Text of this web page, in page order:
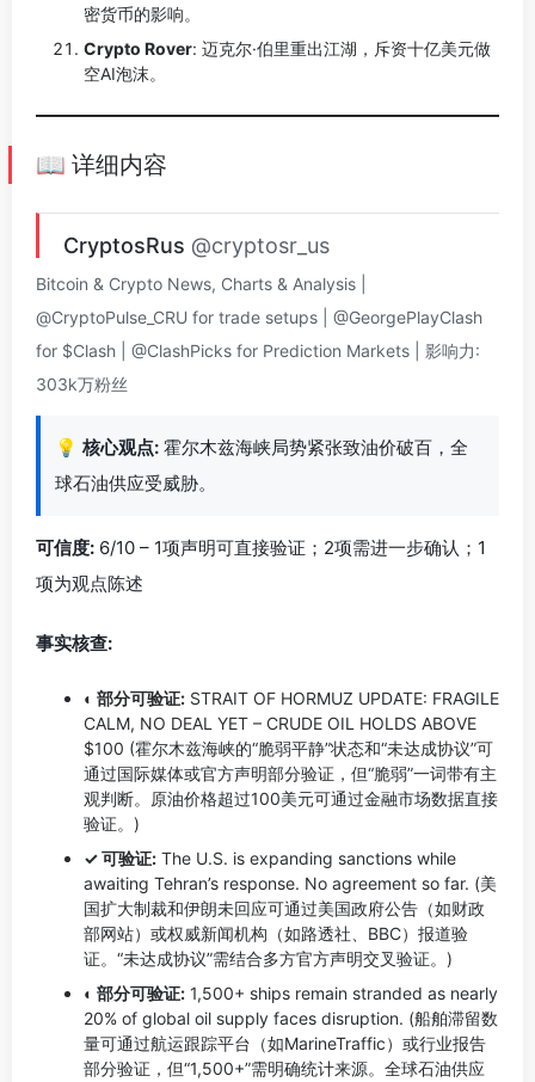
密货币的影响。
Crypto Rover: 迈克尔·伯里重出江湖，斥资十亿美元做
空AI泡沫。
📖 详细内容
CryptosRus @cryptosr_us
Bitcoin & Crypto News, Charts & Analysis |
@CryptoPulse_CRU for trade setups | @GeorgePlayClash
for $Clash | @ClashPicks for Prediction Markets | 影响力:
303k万粉丝
💡 核心观点: 霍尔木兹海峡局势紧张致油价破百，全
球石油供应受威胁。
可信度: 6/10 – 1项声明可直接验证；2项需进一步确认；1
项为观点陈述
事实核查:
◐ 部分可验证: STRAIT OF HORMUZ UPDATE: FRAGILE
CALM, NO DEAL YET – CRUDE OIL HOLDS ABOVE
$100 (霍尔木兹海峡的“脆弱平静”状态和“未达成协议”可
通过国际媒体或官方声明部分验证，但“脆弱”一词带有主
观判断。原油价格超过100美元可通过金融市场数据直接
验证。)
✓ 可验证: The U.S. is expanding sanctions while
awaiting Tehran’s response. No agreement so far. (美
国扩大制裁和伊朗未回应可通过美国政府公告（如财政
部网站）或权威新闻机构（如路透社、BBC）报道验
证。“未达成协议”需结合多方官方声明交叉验证。)
◐ 部分可验证: 1,500+ ships remain stranded as nearly
20% of global oil supply faces disruption. (船舶滞留数
量可通过航运跟踪平台（如MarineTraffic）或行业报告
部分验证，但“1,500+”需明确统计来源。全球石油供应